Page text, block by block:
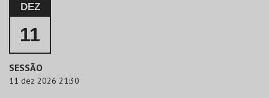
DEZ
11
SESSÃO
11 dez 2026 21:30